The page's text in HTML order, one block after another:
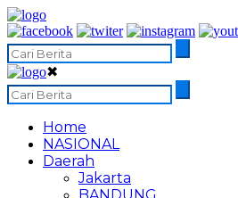
✖
Home
NASIONAL
Daerah
Jakarta